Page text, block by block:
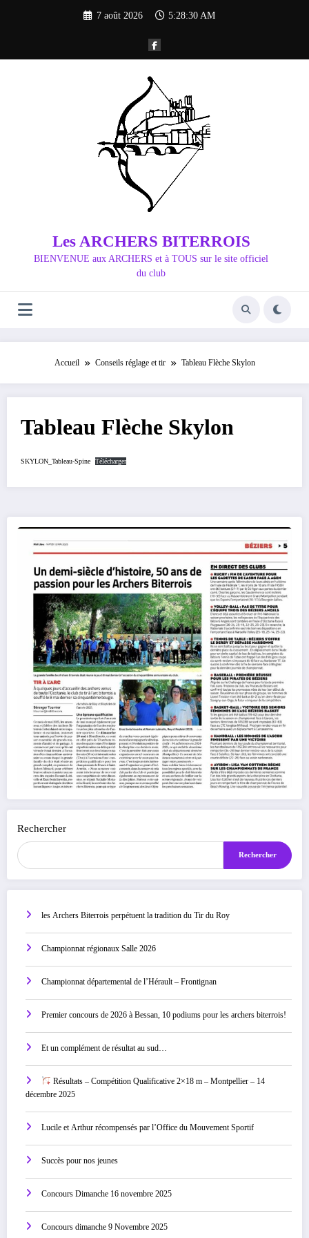
7 août 2026 5:28:31 AM
Les ARCHERS BITERROIS
BIENVENUE aux ARCHERS et à TOUS sur le site officiel
du club
Accueil Conseils réglage et tir Tableau Flèche Skylon
Tableau Flèche Skylon
SKYLON_Tableau-Spine Télécharger
Rechercher
Rechercher
les Archers Biterrois perpétuent la tradition du Tir du Roy
Championnat régionaux Salle 2026
Championnat départemental de l’Hérault – Frontignan
Premier concours de 2026 à Bessan, 10 podiums pour les archers biterrois!
Et un complément de résultat au sud…
Résultats – Compétition Qualificative 2×18 m – Montpellier – 14
décembre 2025
Lucile et Arthur récompensés par l’Office du Mouvement Sportif
Succès pour nos jeunes
Concours Dimanche 16 novembre 2025
Concours dimanche 9 Novembre 2025